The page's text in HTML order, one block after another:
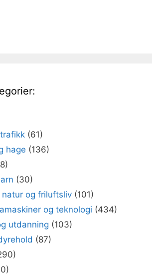
(61)
hage (136)
(30)
og friluftsliv (101)
og teknologi (434)
utdanning (103)
(87)